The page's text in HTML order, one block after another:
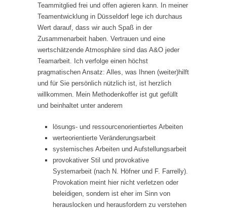
Teammitglied frei und offen agieren kann. In meiner
Teamentwicklung in Düsseldorf lege ich durchaus
Wert darauf, dass wir auch Spaß in der
Zusammenarbeit haben. Vertrauen und eine
wertschätzende Atmosphäre sind das A&O jeder
Teamarbeit. Ich verfolge einen höchst
pragmatischen Ansatz: Alles, was Ihnen (weiter)hilft
und für Sie persönlich nützlich ist, ist herzlich
willkommen. Mein Methodenkoffer ist gut gefüllt
und beinhaltet unter anderem
lösungs- und ressourcenorientiertes Arbeiten
werteorientierte Veränderungsarbeit
systemisches Arbeiten und Aufstellungsarbeit
provokativer Stil und provokative
Systemarbeit (nach N. Höfner und F. Farrelly).
Provokation meint hier nicht verletzen oder
beleidigen, sondern ist eher im Sinn von
herauslocken und herausfordern zu verstehen